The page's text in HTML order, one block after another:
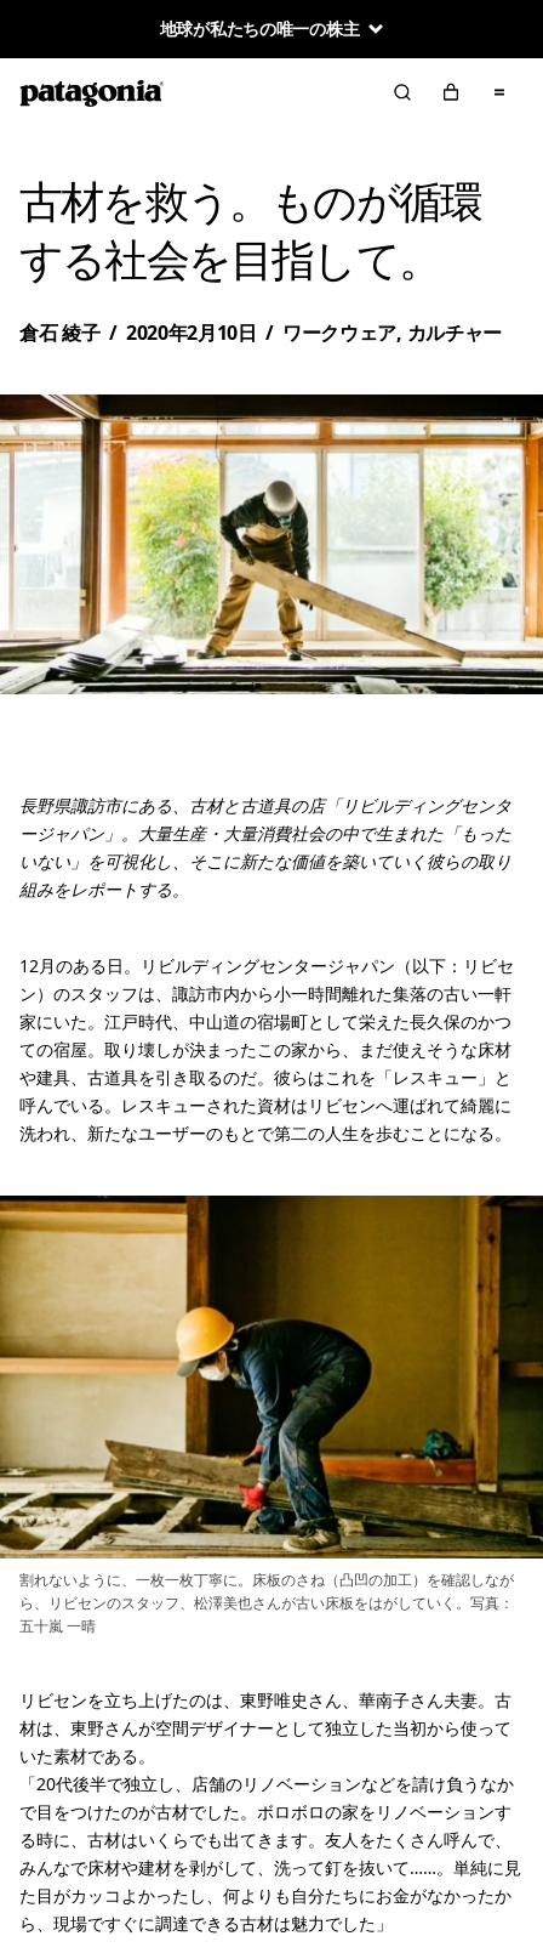
地球が私たちの唯一の株主
古材を救う。ものが循環
する社会を目指して。
倉石 綾子 / 2020年2月10日 / ワークウェア, カルチャー
長野県諏訪市にある、古材と古道具の店「リビルディングセンタ
ージャパン」。大量生産・大量消費社会の中で生まれた「もった
いない」を可視化し、そこに新たな価値を築いていく彼らの取り
組みをレポートする。
12月のある日。リビルディングセンタージャパン（以下：リビセ
ン）のスタッフは、諏訪市内から小一時間離れた集落の古い一軒
家にいた。江戸時代、中山道の宿場町として栄えた長久保のかつ
ての宿屋。取り壊しが決まったこの家から、まだ使えそうな床材
や建具、古道具を引き取るのだ。彼らはこれを「レスキュー」と
呼んでいる。レスキューされた資材はリビセンへ運ばれて綺麗に
洗われ、新たなユーザーのもとで第二の人生を歩むことになる。
割れないように、一枚一枚丁寧に。床板のさね（凸凹の加工）を確認しなが
ら、リビセンのスタッフ、松澤美也さんが古い床板をはがしていく。写真：
五十嵐 一晴
リビセンを立ち上げたのは、東野唯史さん、華南子さん夫妻。古
材は、東野さんが空間デザイナーとして独立した当初から使って
いた素材である。
「20代後半で独立し、店舗のリノベーションなどを請け負うなか
で目をつけたのが古材でした。ボロボロの家をリノベーションす
る時に、古材はいくらでも出てきます。友人をたくさん呼んで、
みんなで床材や建材を剥がして、洗って釘を抜いて……。単純に見
た目がカッコよかったし、何よりも自分たちにお金がなかったか
ら、現場ですぐに調達できる古材は魅力でした」